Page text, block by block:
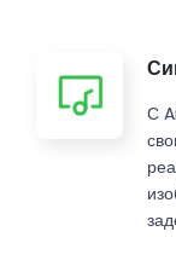
С